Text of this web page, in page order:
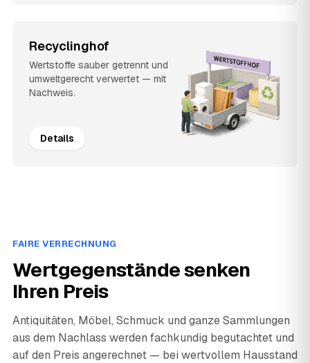
Recyclinghof
Wertstoffe sauber getrennt und
umweltgerecht verwertet — mit
Nachweis.
Details
FAIRE VERRECHNUNG
Wertgegenstände senken
Ihren Preis
Antiquitäten, Möbel, Schmuck und ganze Sammlungen
aus dem Nachlass werden fachkundig begutachtet und
auf den Preis angerechnet — bei wertvollem Hausstand